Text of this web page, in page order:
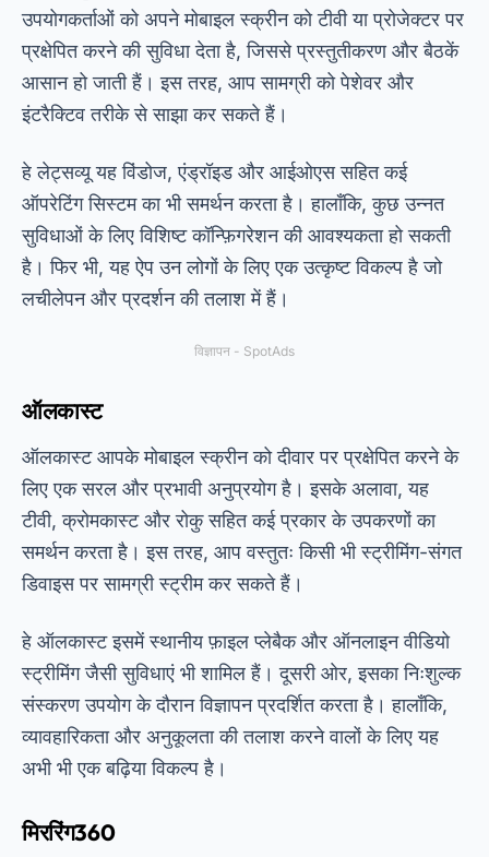
उपयोगकर्ताओं को अपने मोबाइल स्क्रीन को टीवी या प्रोजेक्टर पर
प्रक्षेपित करने की सुविधा देता है, जिससे प्रस्तुतीकरण और बैठकें
आसान हो जाती हैं। इस तरह, आप सामग्री को पेशेवर और
इंटरैक्टिव तरीके से साझा कर सकते हैं।
हेलेट्सव्यूयह विंडोज, एंड्रॉइड और आईओएस सहित कई
ऑपरेटिंग सिस्टम का भी समर्थन करता है। हालाँकि, कुछ उन्नत
सुविधाओं के लिए विशिष्ट कॉन्फ़िगरेशन की आवश्यकता हो सकती
है। फिर भी, यह ऐप उन लोगों के लिए एक उत्कृष्ट विकल्प है जो
लचीलेपन और प्रदर्शन की तलाश में हैं।
विज्ञापन - SpotAds
ऑलकास्ट
ऑलकास्ट आपके मोबाइल स्क्रीन को दीवार पर प्रक्षेपित करने के
लिए एक सरल और प्रभावी अनुप्रयोग है। इसके अलावा, यह
टीवी, क्रोमकास्ट और रोकु सहित कई प्रकार के उपकरणों का
समर्थन करता है। इस तरह, आप वस्तुतः किसी भी स्ट्रीमिंग-संगत
डिवाइस पर सामग्री स्ट्रीम कर सकते हैं।
हे ऑलकास्टइसमें स्थानीय फ़ाइल प्लेबैक और ऑनलाइन वीडियो
स्ट्रीमिंग जैसी सुविधाएं भी शामिल हैं। दूसरी ओर, इसका निःशुल्क
संस्करण उपयोग के दौरान विज्ञापन प्रदर्शित करता है। हालाँकि,
व्यावहारिकता और अनुकूलता की तलाश करने वालों के लिए यह
अभी भी एक बढ़िया विकल्प है।
मिररिंग360